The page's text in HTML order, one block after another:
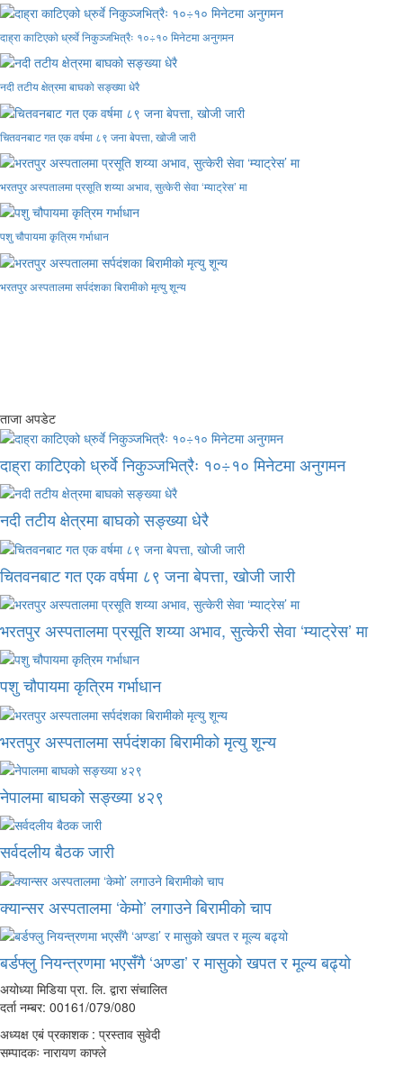
दाह्रा काटिएको ध्रुर्वे निकुञ्जभित्रैः १०÷१० मिनेटमा अनुगमन
नदी तटीय क्षेत्रमा बाघको सङ्ख्या धेरै
चितवनबाट गत एक वर्षमा ८९ जना बेपत्ता, खोजी जारी
भरतपुर अस्पतालमा प्रसूति शय्या अभाव, सुत्केरी सेवा ‘म्याट्रेस’ मा
पशु चौपायमा कृत्रिम गर्भाधान
भरतपुर अस्पतालमा सर्पदंशका बिरामीको मृत्यु शून्य
ताजा अपडेट
दाह्रा काटिएको ध्रुर्वे निकुञ्जभित्रैः १०÷१० मिनेटमा अनुगमन
नदी तटीय क्षेत्रमा बाघको सङ्ख्या धेरै
चितवनबाट गत एक वर्षमा ८९ जना बेपत्ता, खोजी जारी
भरतपुर अस्पतालमा प्रसूति शय्या अभाव, सुत्केरी सेवा ‘म्याट्रेस’ मा
पशु चौपायमा कृत्रिम गर्भाधान
भरतपुर अस्पतालमा सर्पदंशका बिरामीको मृत्यु शून्य
नेपालमा बाघको सङ्ख्या ४२९
सर्वदलीय बैठक जारी
क्यान्सर अस्पतालमा ‘केमो’ लगाउने बिरामीको चाप
बर्डफ्लु नियन्त्रणमा भएसँगै ‘अण्डा’ र मासुको खपत र मूल्य बढ्यो
अयोध्या मिडिया प्रा. लि. द्वारा संचालित
दर्ता नम्बर: 00161/079/080
अध्यक्ष एबं प्रकाशक : प्रस्ताव सुवेदी
सम्पादकः नारायण काफ्ले